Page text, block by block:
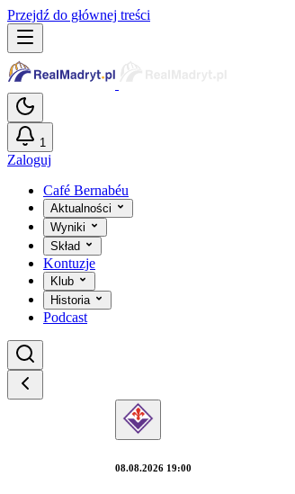
Przejdź do głównej treści
1
Zaloguj
Café Bernabéu
Aktualności
Wyniki
Skład
Kontuzje
Klub
Historia
Podcast
08.08.2026 19:00